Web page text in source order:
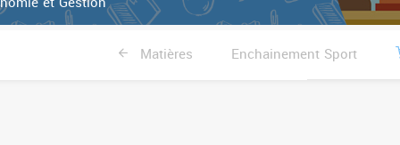
Matières Enchainement Sport